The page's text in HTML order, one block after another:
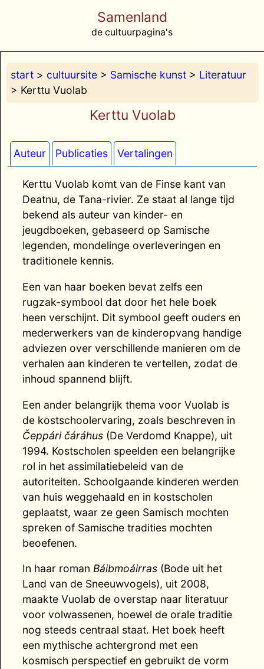
Samenland
de cultuurpagina's
start> cultuursite> Samische kunst> Literatuur
> Kerttu Vuolab
Kerttu Vuolab
Auteur Publicaties Vertalingen
Kerttu Vuolab komt van de Finse kant van
Deatnu, de Tana-rivier. Ze staat al lange tijd
bekend als auteur van kinder- en
jeugdboeken, gebaseerd op Samische
legenden, mondelinge overleveringen en
traditionele kennis.
Een van haar boeken bevat zelfs een
rugzak-symbool dat door het hele boek
heen verschijnt. Dit symbool geeft ouders en
mederwerkers van de kinderopvang handige
adviezen over verschillende manieren om de
verhalen aan kinderen te vertellen, zodat de
inhoud spannend blijft.
Een ander belangrijk thema voor Vuolab is
de kostschoolervaring, zoals beschreven in
Čeppári čáráhus(De Verdomd Knappe), uit
1994. Kostscholen speelden een belangrijke
rol in het assimilatiebeleid van de
autoriteiten. Schoolgaande kinderen werden
van huis weggehaald en in kostscholen
geplaatst, waar ze geen Samisch mochten
spreken of Samische tradities mochten
beoefenen.
In haar roman Báibmoáirras(Bode uit het
Land van de Sneeuwvogels), uit 2008,
maakte Vuolab de overstap naar literatuur
voor volwassenen, hoewel de orale traditie
nog steeds centraal staat. Het boek heeft
een mythische achtergrond met een
kosmisch perspectief en gebruikt de vorm